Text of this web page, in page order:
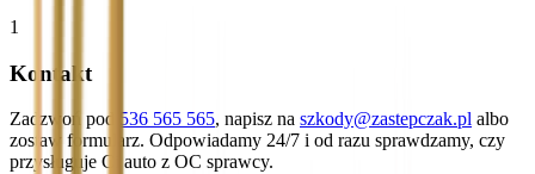
1
Kontakt
Zadzwoń pod 536 565 565, napisz na szkody@zastepczak.pl albo
zostaw formularz. Odpowiadamy 24/7 i od razu sprawdzamy, czy
przysługuje Ci auto z OC sprawcy.